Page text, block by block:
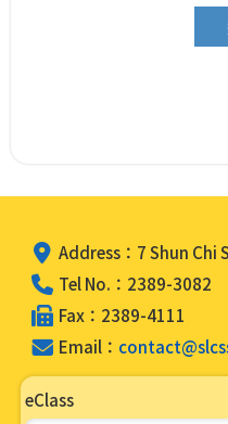
Address：7 Shun
Tel No.：2389-3082
Fax：2389-4111
Email：
eClass